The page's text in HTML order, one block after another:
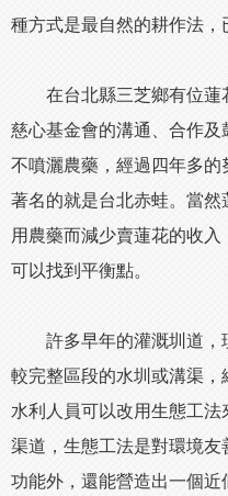
種方式是最自然的耕作法
在台北縣三芝鄉有位蓮
慈心基金會的溝通、合作
不噴灑農藥，經過四年多
著名的就是台北赤蛙。當
用農藥而減少賣蓮花的收
可以找到平衡點。
許多早年的灌溉圳道，
較完整區段的水圳或溝渠，
水利人員可以改用生態工
渠道，生態工法是對環境
功能外，還能營造出一個